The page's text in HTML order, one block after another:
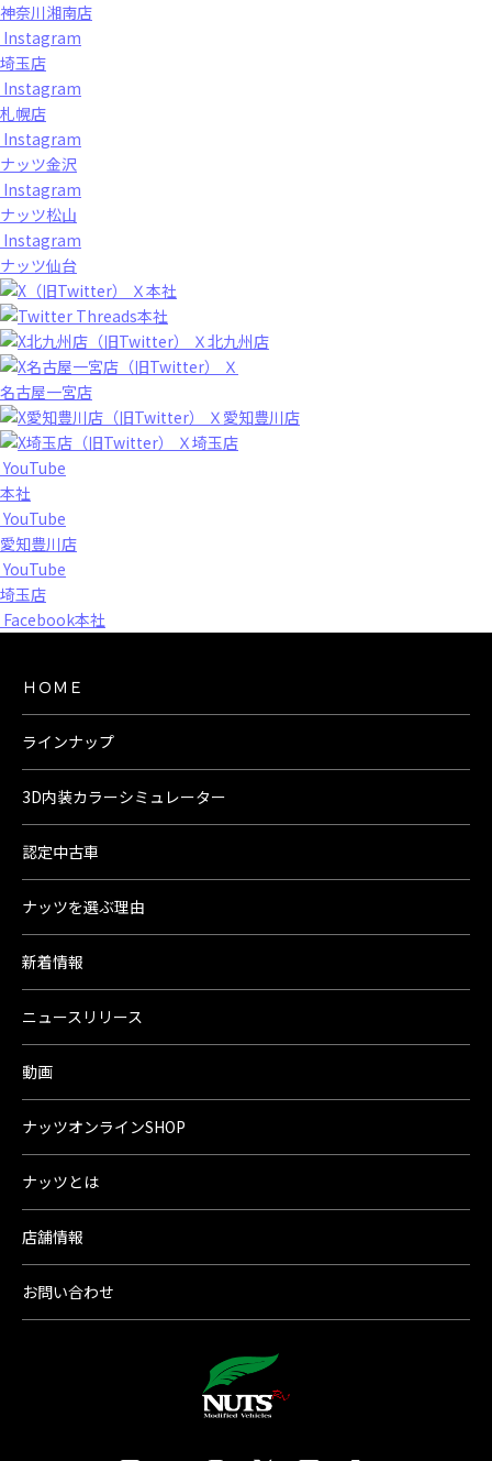
神奈川湘南店
Instagram
埼玉店
Instagram
札幌店
Instagram
ナッツ金沢
Instagram
ナッツ松山
Instagram
ナッツ仙台
Ｘ本社
Threads本社
Ｘ北九州店
Ｘ
名古屋一宮店
Ｘ愛知豊川店
Ｘ埼玉店
YouTube
本社
YouTube
愛知豊川店
YouTube
埼玉店
Facebook本社
ＨＯＭＥ
ラインナップ
3D内装カラーシミュレーター
認定中古車
ナッツを選ぶ理由
新着情報
ニュースリリース
動画
ナッツオンラインSHOP
ナッツとは
店舗情報
お問い合わせ